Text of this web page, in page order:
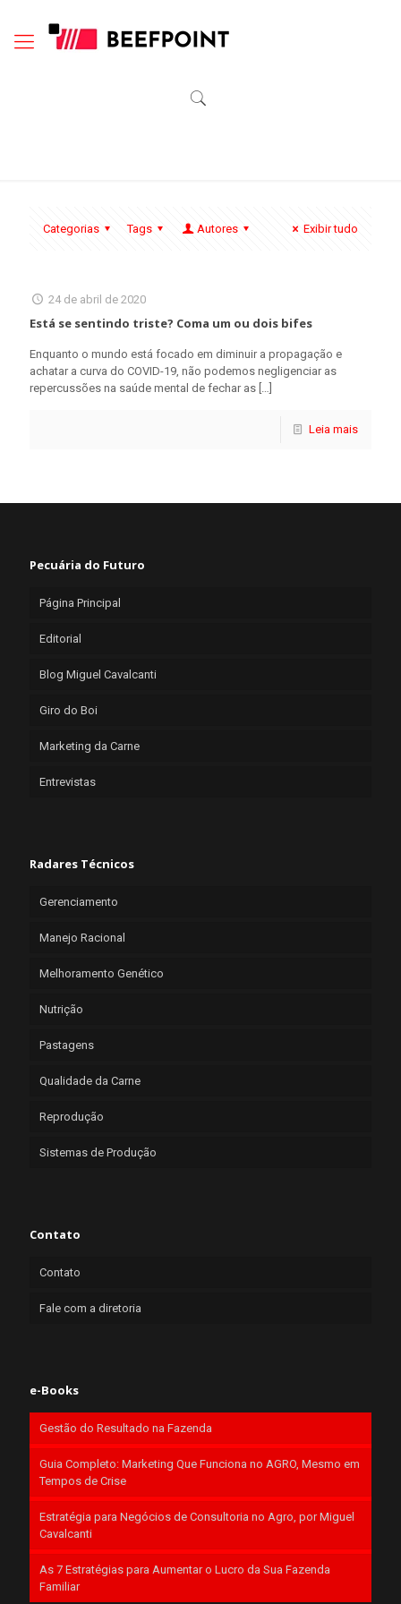
Categorias Tags Autores Exibir tudo
24 de abril de 2020
Está se sentindo triste? Coma um ou dois bifes
Enquanto o mundo está focado em diminuir a propagação e
achatar a curva do COVID-19, não podemos negligenciar as
repercussões na saúde mental de fechar as […]
Leia mais
Pecuária do Futuro
Página Principal
Editorial
Blog Miguel Cavalcanti
Giro do Boi
Marketing da Carne
Entrevistas
Radares Técnicos
Gerenciamento
Manejo Racional
Melhoramento Genético
Nutrição
Pastagens
Qualidade da Carne
Reprodução
Sistemas de Produção
Contato
Contato
Fale com a diretoria
e-Books
Gestão do Resultado na Fazenda
Guia Completo: Marketing Que Funciona no AGRO, Mesmo em
Tempos de Crise
Estratégia para Negócios de Consultoria no Agro, por Miguel
Cavalcanti
As 7 Estratégias para Aumentar o Lucro da Sua Fazenda
Familiar